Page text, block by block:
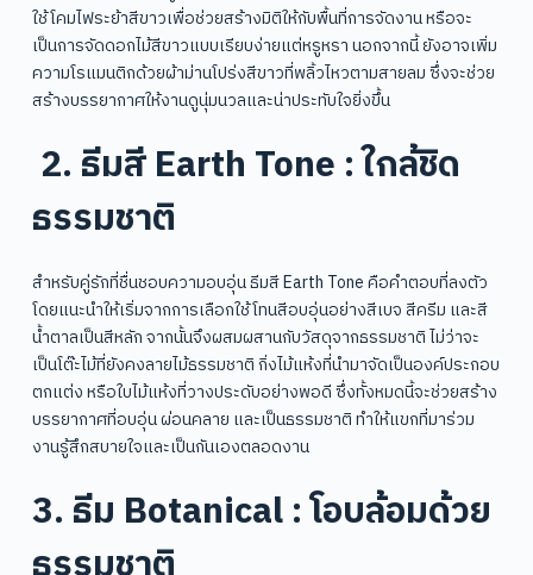
ใช้โคมไฟระย้าสีขาวเพื่อช่วยสร้างมิติให้กับพื้นที่การจัดงาน หรือจะ
เป็นการจัดดอกไม้สีขาวแบบเรียบง่ายแต่หรูหรา นอกจากนี้ ยังอาจเพิ่ม
ความโรแมนติกด้วยผ้าม่านโปร่งสีขาวที่พลิ้วไหวตามสายลม ซึ่งจะช่วย
สร้างบรรยากาศให้งานดูนุ่มนวลและน่าประทับใจยิ่งขึ้น
2. ธีมสี Earth Tone : ใกล้ชิด
ธรรมชาติ
สำหรับคู่รักที่ชื่นชอบความอบอุ่น ธีมสี Earth Tone คือคำตอบที่ลงตัว
โดยแนะนำให้เริ่มจากการเลือกใช้โทนสีอบอุ่นอย่างสีเบจ สีครีม และสี
น้ำตาลเป็นสีหลัก จากนั้นจึงผสมผสานกับวัสดุจากธรรมชาติ ไม่ว่าจะ
เป็นโต๊ะไม้ที่ยังคงลายไม้ธรรมชาติ กิ่งไม้แห้งที่นำมาจัดเป็นองค์ประกอบ
ตกแต่ง หรือใบไม้แห้งที่วางประดับอย่างพอดี ซึ่งทั้งหมดนี้จะช่วยสร้าง
บรรยากาศที่อบอุ่น ผ่อนคลาย และเป็นธรรมชาติ ทำให้แขกที่มาร่วม
งานรู้สึกสบายใจและเป็นกันเองตลอดงาน
3. ธีม Botanical : โอบล้อมด้วย